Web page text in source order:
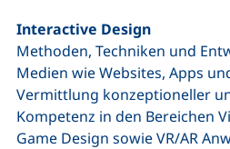
Interactive Design
Methoden, Techniken und
Medien wie Websites, Apps
Vermittlung konzeptioneller
Kompetenz in den Bereichen
Game Design sowie VR/AR